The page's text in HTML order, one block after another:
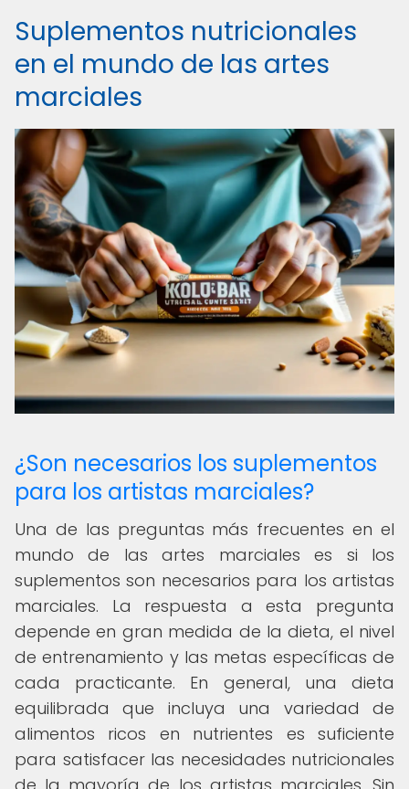
Suplementos nutricionales
en el mundo de las artes
marciales
¿Son necesarios los suplementos
para los artistas marciales?
Una de las preguntas más frecuentes en el
mundo de las artes marciales es si los
suplementos son necesarios para los artistas
marciales. La respuesta a esta pregunta
depende en gran medida de la dieta, el nivel
de entrenamiento y las metas específicas de
cada practicante. En general, una dieta
equilibrada que incluya una variedad de
alimentos ricos en nutrientes es suficiente
para satisfacer las necesidades nutricionales